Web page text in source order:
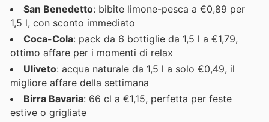
San Benedetto: bibite limone-pesca a €0,89 per
1,5 l, con sconto immediato
Coca-Cola: pack da 6 bottiglie da 1,5 l a €1,79,
ottimo affare per i momenti di relax
Uliveto: acqua naturale da 1,5 l a solo €0,49, il
migliore affare della settimana
Birra Bavaria: 66 cl a €1,15, perfetta per feste
estive o grigliate